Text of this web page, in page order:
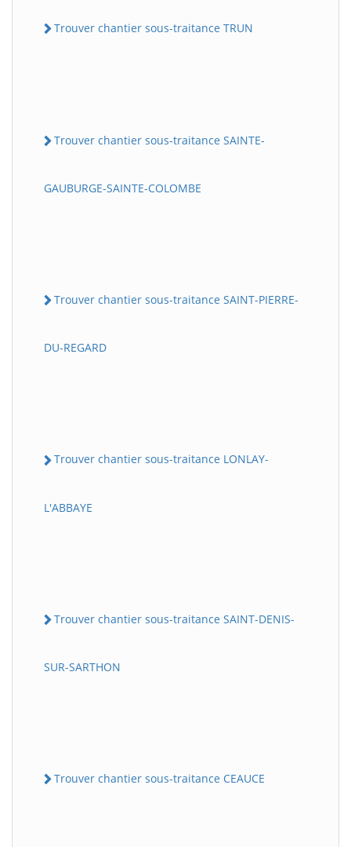
Trouver chantier sous-traitance TRUN
Trouver chantier sous-traitance SAINTE-
GAUBURGE-SAINTE-COLOMBE
Trouver chantier sous-traitance SAINT-PIERRE-
DU-REGARD
Trouver chantier sous-traitance LONLAY-
L'ABBAYE
Trouver chantier sous-traitance SAINT-DENIS-
SUR-SARTHON
Trouver chantier sous-traitance CEAUCE